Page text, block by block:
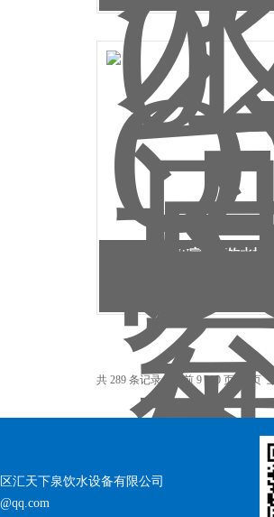
QW室外直饮水机
共 289 条记录，当前 9 / 20 页 首页
汇天下泉饮水设备有限公司